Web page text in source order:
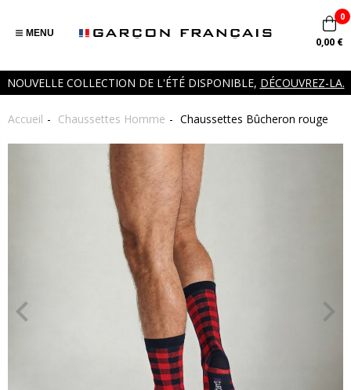
NOUVELLE COLLECTION DE L'ÉTÉ DISPONIBLE, DÉCOUVREZ-LA.
MENU
0
0,00 €
Accueil Chaussettes Homme Chaussettes Bûcheron rouge